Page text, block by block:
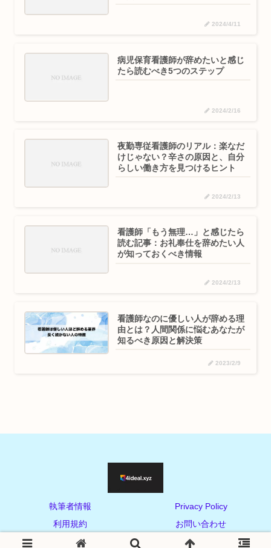
2024/4/11
病児保育看護師が辞めたいと感じ
たら読むべき5つのステップ
2024/2/16
夜勤専従看護師のリアル：楽なだ
けじゃない？辛さの原因と、自分
らしい働き方を見つけるヒント
2024/2/13
看護師「もう無理…」と感じたら
読む記事：お礼奉仕を辞めたい人
が知っておくべき情報
2024/2/13
看護師なのに優しい人が辞める理
由とは？人間関係に悩むあなたが
知るべき原因と解決策
2023/2/9
執筆者情報
Privacy Policy
利用規約
お問い合わせ
© 2022 自分らしい働き方を見つける転職メディア.